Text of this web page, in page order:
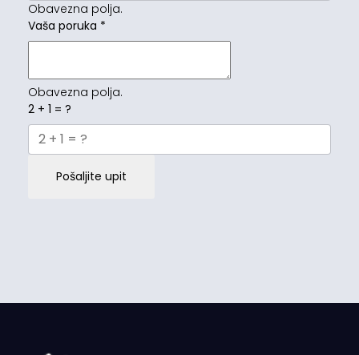
Obavezna polja.
Vaša poruka *
Obavezna polja.
2 + 1 = ?
Pošaljite upit